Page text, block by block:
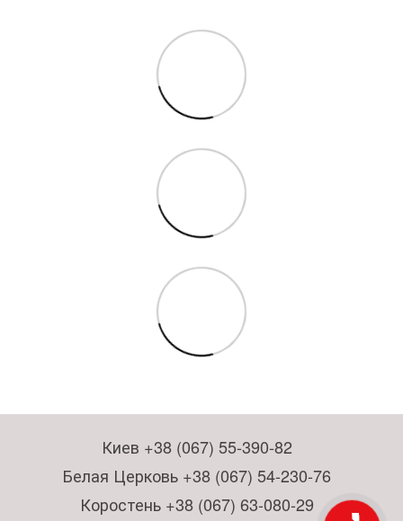
Киев +38 (067) 55-390-82
Белая Церковь +38 (067) 54-230-76
Коростень +38 (067) 63-080-29